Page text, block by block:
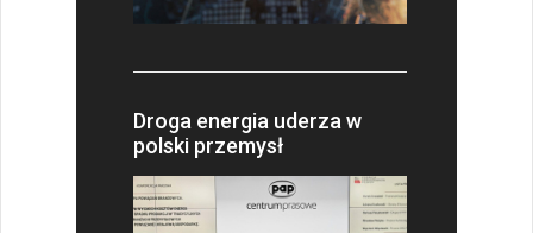
Droga energia uderza w
polski przemysł